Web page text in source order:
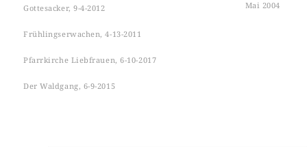
Gottesacker, 9-4-2012
Frühlingserwachen, 4-13-2011
Pfarrkirche Liebfrauen, 6-10-2017
Der Waldgang, 6-9-2015
Mai 2004